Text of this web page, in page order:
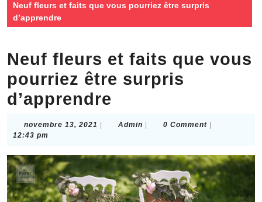
Neuf fleurs et faits que vous pourriez être surpris
d’apprendre
Neuf fleurs et faits que vous
pourriez être surpris
d’apprendre
novembre 13, 2021 novembre
Admin Admin0 Comment
12:43 pm